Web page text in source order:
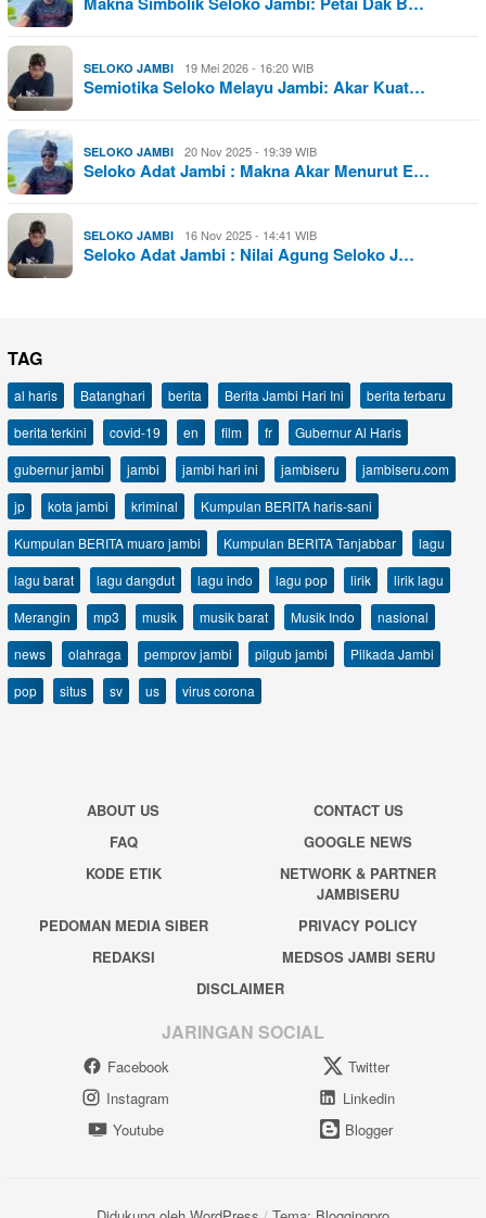
SELOKO JAMBI 19 Mei 2026 - 16:20 WIB
Semiotika Seloko Melayu Jambi: Akar Kuat…
SELOKO JAMBI 20 Nov 2025 - 19:39 WIB
Seloko Adat Jambi : Makna Akar Menurut E…
SELOKO JAMBI 16 Nov 2025 - 14:41 WIB
Seloko Adat Jambi : Nilai Agung Seloko J…
TAG
al haris Batanghari berita Berita Jambi Hari Ini
berita terbaru
berita terkini
covid-19 en film fr
Gubernur Al Haris
gubernur jambi
jambi jambi hari ini jambiseru
jambiseru.com
jp
kota jambi kriminal
Kumpulan BERITA haris-sani
Kumpulan BERITA muaro jambi
Kumpulan BERITA Tanjabbar
lagu
lagu barat
lagu dangdut lagu indo lagu pop lirik
lirik lagu
Merangin
mp3 musik musik barat Musik Indo
nasional
news
olahraga pemprov jambi pilgub jambi
Pilkada Jambi
pop
situs sv us virus corona
ABOUT US
CONTACT US
FAQ
GOOGLE NEWS
KODE ETIK
NETWORK & PARTNER
JAMBISERU
PEDOMAN MEDIA SIBER
PRIVACY POLICY
REDAKSI
MEDSOS JAMBI SERU
DISCLAIMER
JARINGAN SOCIAL
Facebook
Twitter
Instagram
Linkedin
Youtube
Blogger